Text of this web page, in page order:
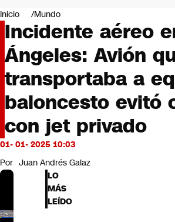
Negocios
Deportes
Programas completos
Cultura
Servicios
Bits
CNN tiempo
Futuro 360
Opinión
Inicio Mundo
Incidente aéreo
Ángeles: Avión
transportaba a
baloncesto evitó
con jet privado
01- 01- 2025 10:03
Por Juan Andrés Galaz
LO
MÁS
LEÍDO